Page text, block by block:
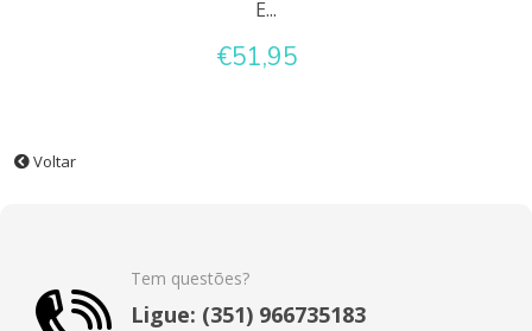
E...
€51,95
Voltar
Tem questões?
Ligue: (351) 966735183